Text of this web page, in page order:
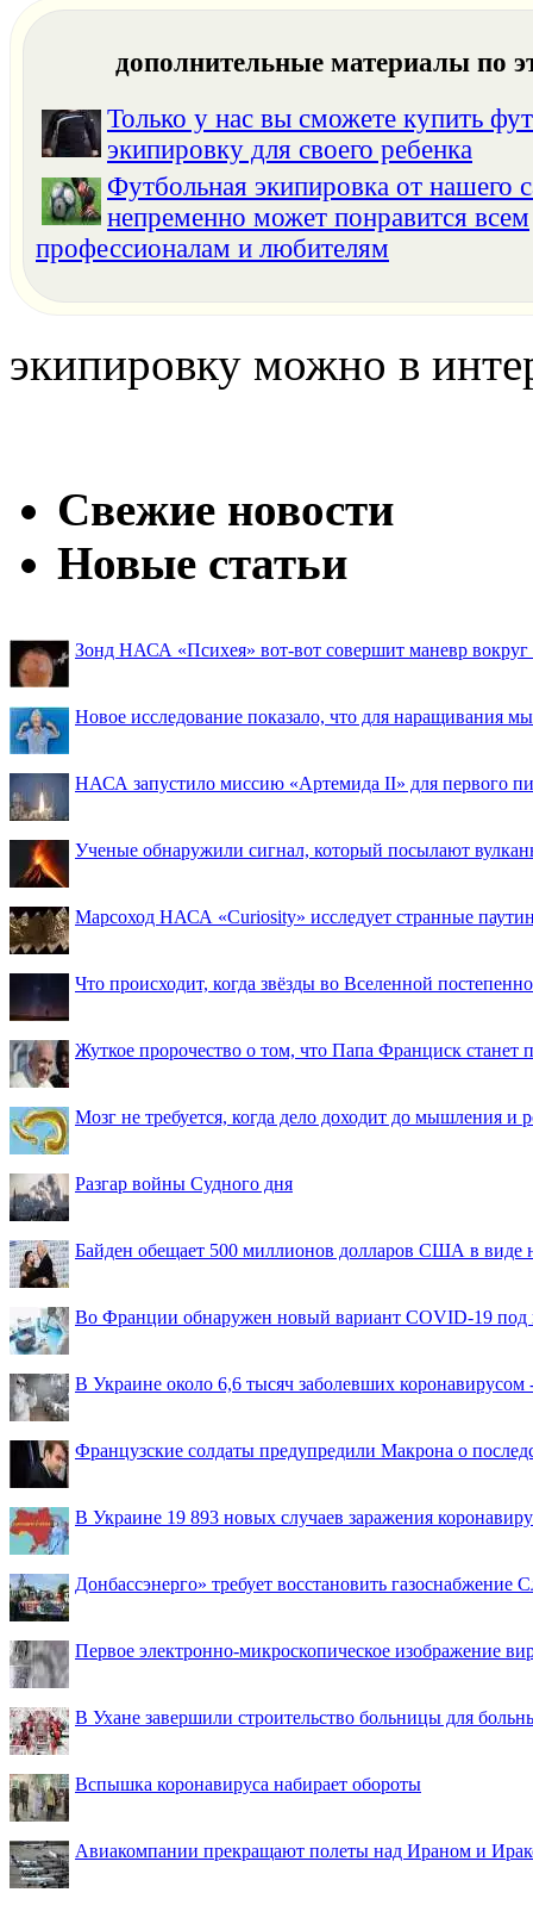
дополнительные материалы по
Только у нас вы сможете купить
экипировку для своего ребенка
Футбольная экипировка от нашего
непременно может понравится всем
профессионалам и любителям
экипировку можно в
Свежие новости
Новые статьи
Зонд НАСА «Психея» вот-вот совершит маневр вокруг
Новое исследование показало, что для наращивания
НАСА запустило миссию «Артемида II» для первого
Ученые обнаружили сигнал, который посылают
Марсоход НАСА «Curiosity» исследует странные
Что происходит, когда звёзды во Вселенной
Жуткое пророчество о том, что Папа Франциск
Мозг не требуется, когда дело доходит до мышления и
Разгар войны Судного дня
Байден обещает 500 миллионов долларов США в
Во Франции обнаружен новый вариант COVID-19 под
В Украине около 6,6 тысяч заболевших коронавирусом
Французские солдаты предупредили Макрона о
В Украине 19 893 новых случаев заражения
Донбассэнерго» требует восстановить газоснабжение
Первое электронно-микроскопическое изображение
В Ухане завершили строительство больницы для
Вспышка коронавируса набирает обороты
Авиакомпании прекращают полеты над Ираном и